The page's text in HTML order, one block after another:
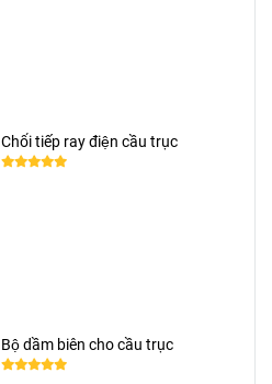
Chổi tiếp ray điện cầu trục
Bộ dầm biên cho cầu trục